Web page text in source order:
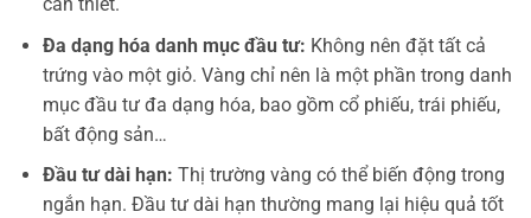
Đa dạng hóa danh mục đầu tư: Không nên đặt tất cả
trứng vào một giỏ. Vàng chỉ nên là một phần trong danh
mục đầu tư đa dạng hóa, bao gồm cổ phiếu, trái phiếu,
bất động sản…
Đầu tư dài hạn: Thị trường vàng có thể biến động trong
ngắn hạn. Đầu tư dài hạn thường mang lại hiệu quả tốt